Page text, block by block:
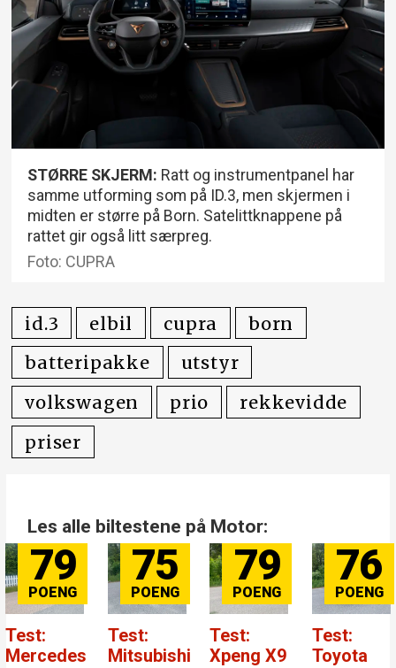
STØRRE SKJERM: Ratt og instrumentpanel har
samme utforming som på ID.3, men skjermen i
midten er større på Born. Satelittknappene på
rattet gir også litt særpreg.
Foto: CUPRA
id.3 elbil cupra
born
batteripakke
utstyr
volkswagen
prio
rekkevidde
priser
Les alle biltestene på Motor:
79
Test:
Mercedes
75
Test:
Mitsubishi
79
Test:
Xpeng X9
76
Test:
Toyota